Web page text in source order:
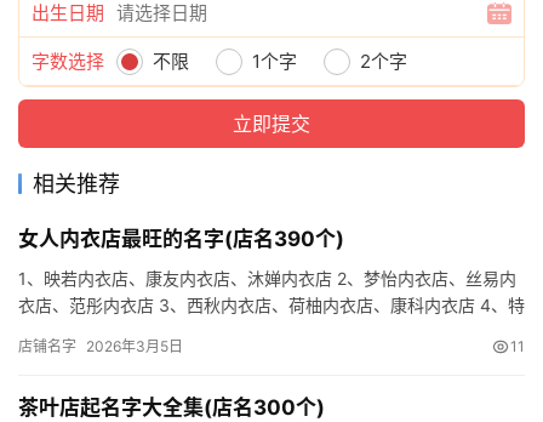
出生日期
字数选择 不限 1个字 2个字
相关推荐
女人内衣店最旺的名字(店名390个)
1、映若内衣店、康友内衣店、沐婵内衣店 2、梦怡内衣店、丝易内
衣店、范彤内衣店 3、西秋内衣店、荷柚内衣店、康科内衣店 4、特
店铺名字 2026年3月5日 11
茶叶店起名字大全集(店名300个)